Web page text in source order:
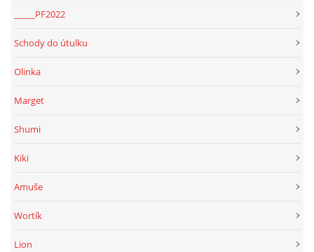
_____PF2022
Schody do útulku
Olinka
Marget
Shumi
Kiki
Amuše
Wortík
Lion